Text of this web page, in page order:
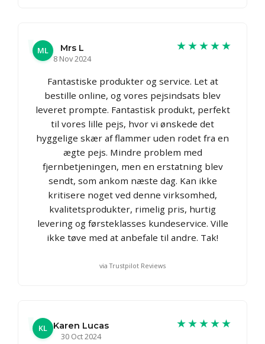
ML
Mrs L
8 Nov 2024
★★★★★
Fantastiske produkter og service. Let at
bestille online, og vores pejsindsats blev
leveret prompte. Fantastisk produkt, perfekt
til vores lille pejs, hvor vi ønskede det
hyggelige skær af flammer uden rodet fra en
ægte pejs. Mindre problem med
fjernbetjeningen, men en erstatning blev
sendt, som ankom næste dag. Kan ikke
kritisere noget ved denne virksomhed,
kvalitetsprodukter, rimelig pris, hurtig
levering og førsteklasses kundeservice. Ville
ikke tøve med at anbefale til andre. Tak!
via Trustpilot Reviews
KL
Karen Lucas
30 Oct 2024
★★★★★